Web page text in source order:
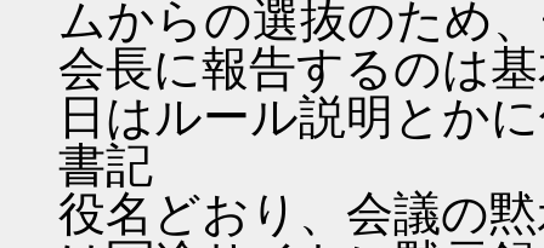
ムからの選抜のため
会長に報告するのは
日はルール説明とか
書記
役名どおり、会議の